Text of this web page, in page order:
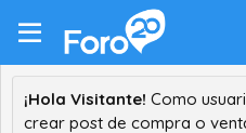
¡Hola Visitante! Como
crear post de compra o